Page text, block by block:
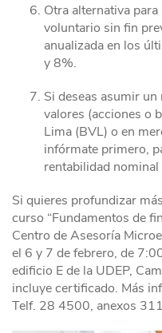
Otra alternativa
voluntario sin fin
anualizada en los
y 8%.
Si deseas asumir
valores (acciones o
Lima (BVL) o en
infórmate primero,
rentabilidad
Si quieres profundizar
curso “Fundamentos de
Centro de Asesoría
el 6 y 7 de febrero, de
edificio E de la UDEP,
incluye certificado. Más
Telf. 28 4500, anexos